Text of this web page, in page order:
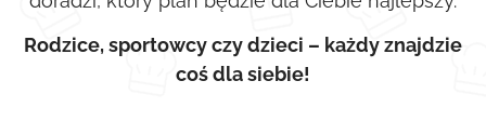
Rodzice, sportowcy czy dzieci – każdy znajdzie
coś dla siebie!